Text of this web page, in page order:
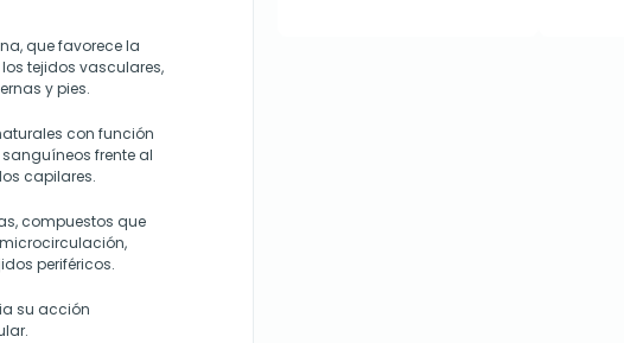
que favorece la
tejidos vasculares,
y pies.
con función
frente al
capilares.
compuestos que
periféricos.
su acción